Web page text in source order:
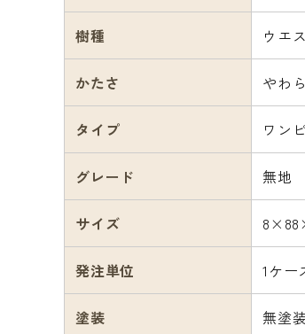
樹種 ウエ
かたさ やわ
タイプ ワン
グレード 無地
サイズ
発注単位 1ケー
塗装 無塗装